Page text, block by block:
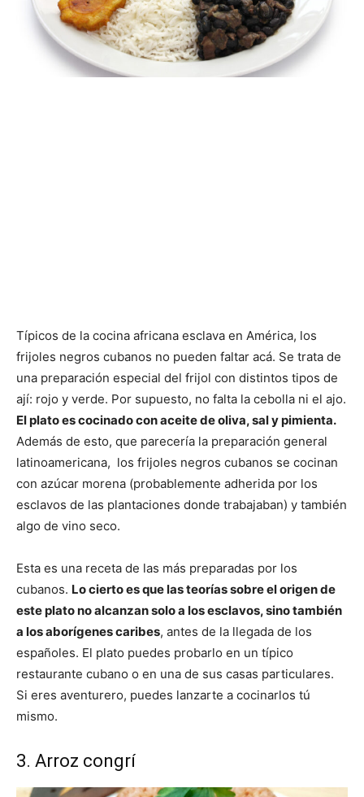
Típicos de la cocina africana esclava en América, los
frijoles negros cubanos no pueden faltar acá. Se trata de
una preparación especial del frijol con distintos tipos de
ají: rojo y verde. Por supuesto, no falta la cebolla ni el ajo.
El plato es cocinado con aceite de oliva, sal y pimienta.
Además de esto, que parecería la preparación general
latinoamericana, los frijoles negros cubanos se cocinan
con azúcar morena (probablemente adherida por los
esclavos de las plantaciones donde trabajaban) y también
algo de vino seco.
Esta es una receta de las más preparadas por los
cubanos. Lo cierto es que las teorías sobre el origen de
este plato no alcanzan solo a los esclavos, sino también
a los aborígenes caribes, antes de la llegada de los
españoles. El plato puedes probarlo en un típico
restaurante cubano o en una de sus casas particulares.
Si eres aventurero, puedes lanzarte a cocinarlos tú
mismo.
3. Arroz congrí